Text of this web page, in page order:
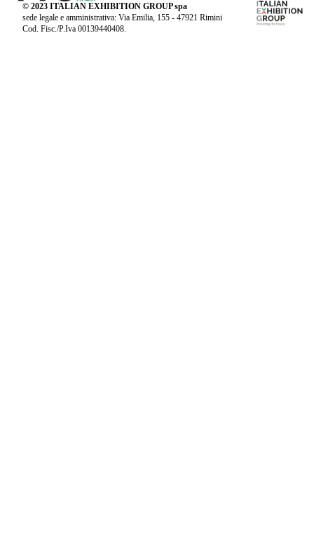
© 2023 ITALIAN EXHIBITION GROUP spa
sede legale e amministrativa: Via Emilia, 155 - 47921 Rimini
Cod. Fisc./P.Iva 00139440408.